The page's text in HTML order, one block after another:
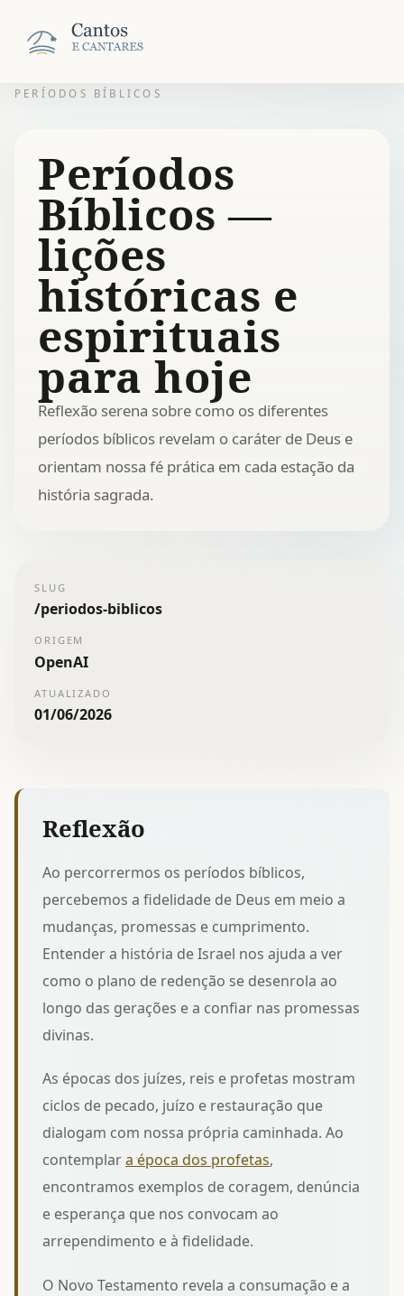
PERÍODOS BÍBLICOS
Períodos
Bíblicos —
lições
históricas e
espirituais
para hoje
Reflexão serena sobre como os diferentes
períodos bíblicos revelam o caráter de Deus e
orientam nossa fé prática em cada estação da
história sagrada.
SLUG
/periodos-biblicos
ORIGEM
OpenAI
ATUALIZADO
01/06/2026
Reflexão
Ao percorrermos os períodos bíblicos,
percebemos a fidelidade de Deus em meio a
mudanças, promessas e cumprimento.
Entender a história de Israel nos ajuda a ver
como o plano de redenção se desenrola ao
longo das gerações e a confiar nas promessas
divinas.
As épocas dos juízes, reis e profetas mostram
ciclos de pecado, juízo e restauração que
dialogam com nossa própria caminhada. Ao
contemplara época dos profetas,
encontramos exemplos de coragem, denúncia
e esperança que nos convocam ao
arrependimento e à fidelidade.
O Novo Testamento revela a consumação e a